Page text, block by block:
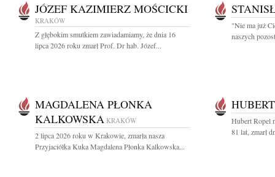
JÓZEF KAZIMIERZ MOŚCICKI
KRAKÓW
Z głębokim smutkiem zawiadamiamy, że dnia 16
lipca 2026 roku zmarł Prof. Dr hab. Józef...
"Nie ma już
naszych
MAGDALENA PŁONKA
KALKOWSKA KRAKÓW
2 lipca 2026 roku w Krakowie, zmarła nasza
Przyjaciółka Kuka Magdalena Płonka Kalkowska...
Hubert Ropel
81 lat, zmarł